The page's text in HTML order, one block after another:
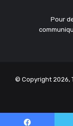
Pour
© Copyright 2026,